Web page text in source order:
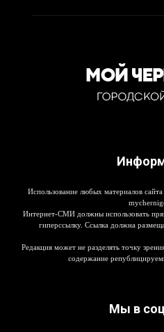
Использование любых материалов
Интернет-СМИ должны использовать
гиперссылку. Ссылка должна
Редакция может не разделять точку
содержание
Мы в